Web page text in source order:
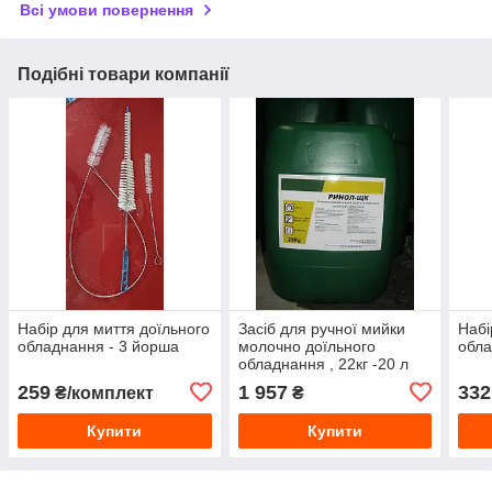
Всі умови повернення
Подібні товари компанії
Набір для миття доїльного
обладнання - 3 йорша
259 ₴/комплект
Купити
Засіб для ручної мийки
молочно доїльного
обладнання , 22кг -20 л
1 957₴
Купити
332